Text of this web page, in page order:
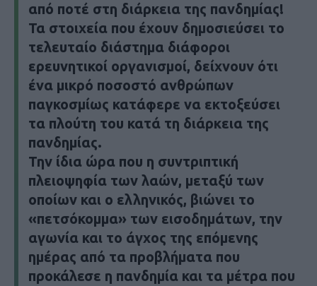
από ποτέ στη διάρκεια της πανδημίας!
Τα στοιχεία που έχουν δημοσιεύσει το
τελευταίο διάστημα διάφοροι
ερευνητικοί οργανισμοί, δείχνουν ότι
ένα μικρό ποσοστό ανθρώπων
παγκοσμίως κατάφερε να εκτοξεύσει
τα πλούτη του κατά τη διάρκεια της
πανδημίας.
Την ίδια ώρα που η συντριπτική
πλειοψηφία των λαών, μεταξύ των
οποίων και ο ελληνικός, βιώνει το
«πετσόκομμα» των εισοδημάτων, την
αγωνία και το άγχος της επόμενης
ημέρας από τα προβλήματα που
προκάλεσε η πανδημία και τα μέτρα που